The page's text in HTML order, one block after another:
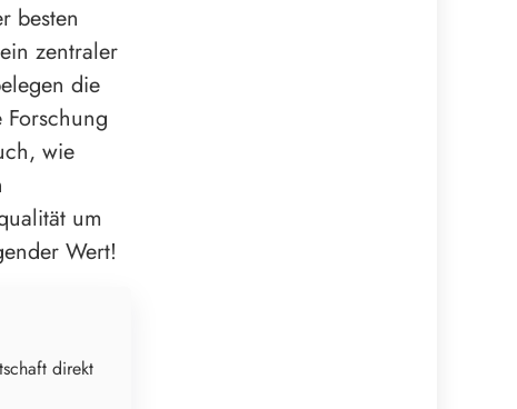
besten
zentraler
die
wie
um
Wert!
direkt